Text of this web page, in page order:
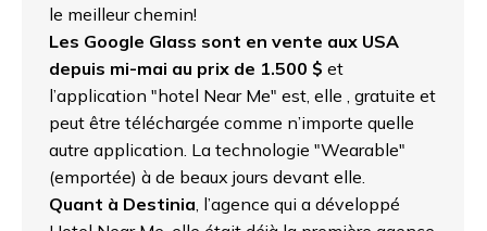
le meilleur chemin!
Les Google Glass sont en vente aux USA
depuis mi-mai au prix de 1.500 $ et
l’application "hotel Near Me" est, elle , gratuite et
peut être téléchargée comme n’importe quelle
autre application. La technologie "Wearable"
(emportée) à de beaux jours devant elle.
Quant à Destinia , l’agence qui a développé